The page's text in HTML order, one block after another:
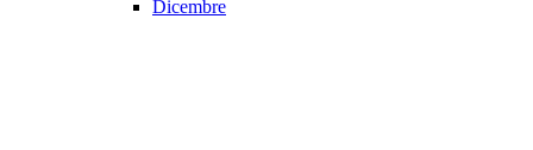
Dicembre